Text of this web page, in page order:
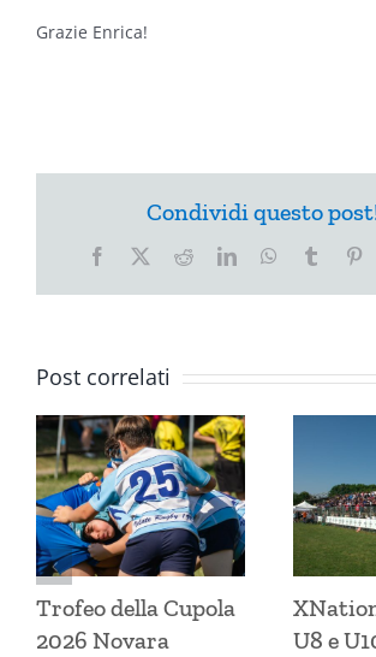
Grazie Enrica!
Condividi questo
Facebook
X RedditLinkedInWhatsApp
Tumblr
Post correlati
Trofeo della Cupola
2026 Novara
U8 e